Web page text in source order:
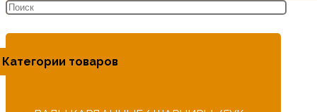
Категории товаров